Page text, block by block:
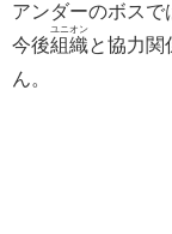
アンダーのボスで
今後組織
ユニオン
と協力関
ん。